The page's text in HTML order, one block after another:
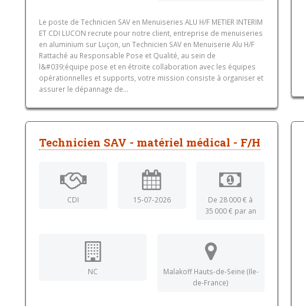
Le poste de Technicien SAV en Menuiseries ALU H/F METIER INTERIM
ET CDI LUCON recrute pour notre client, entreprise de menuiseries
en aluminium sur Luçon, un Technicien SAV en Menuiserie Alu H/F
Rattaché au Responsable Pose et Qualité, au sein de
l&#039;équipe pose et en étroite collaboration avec les équipes
opérationnelles et supports, votre mission consiste à organiser et
assurer le dépannage de...
Technicien SAV - matériel médical - F/H
CDI 15-07-2026
De 28 000 € à
35 000 € par an
NC
Malakoff Hauts-de-Seine (Ile-
de-France)